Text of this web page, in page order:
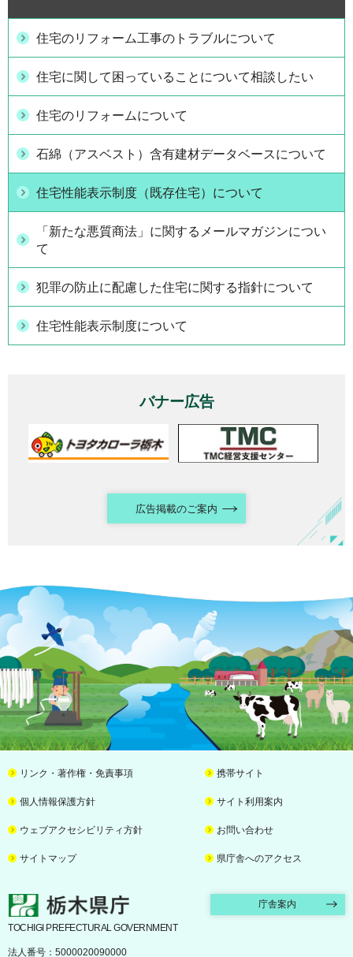
住宅のリフォーム工事のトラブルについて
住宅に関して困っていることについて相談したい
住宅のリフォームについて
石綿（アスベスト）含有建材データベースについて
住宅性能表示制度（既存住宅）について
「新たな悪質商法」に関するメールマガジンについ
て
犯罪の防止に配慮した住宅に関する指針について
住宅性能表示制度について
バナー広告
広告掲載のご案内
リンク・著作権・免責事項 携帯サイト
個人情報保護方針 サイト利用案内
ウェブアクセシビリティ方針 お問い合わせ
サイトマップ 県庁舎へのアクセス
栃木県庁 庁舎案内
TOCHIGI PREFECTURAL GOVERNMENT
法人番号：5000020090000